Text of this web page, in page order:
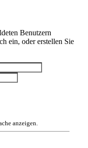
Benutzern
ein, oder erstellen Sie
anzeigen.